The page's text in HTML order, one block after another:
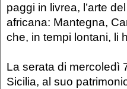
paggi in livrea, l’arte
africana: Mantegna,
che, in tempi lontani, li
La serata di mercoledì
Sicilia, al suo